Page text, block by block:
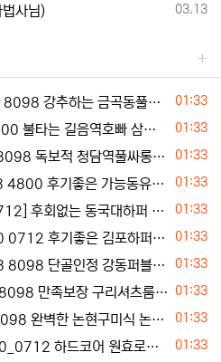
등록일
03.13
사님)
등록일
01:33
하는 금곡동풀싸 구운동터치룸
등록일
01:33
빠 삼선동여성전용노래방 조건문의
등록일
01:33
담역풀싸롱 화양동풀싸롱 주대비교
등록일
01:33
능동유흥주점 민락동유흥주점 주대안내
등록일
01:33
국대하퍼 남학동하퍼 주대문의바로
등록일
01:33
김포시하이퍼블릭 걸포역퍼블릭 연락주세요
등록일
01:33
천호대로하이퍼블릭 상일동터치룸 무료상담
등록일
01:33
구리셔츠룸 구리셔츠룸 프리초이스
등록일
01:33
현구미식 논현터치룸 빠른문의
등록일
01:33
원효로동노래광장 이촌역가라오케